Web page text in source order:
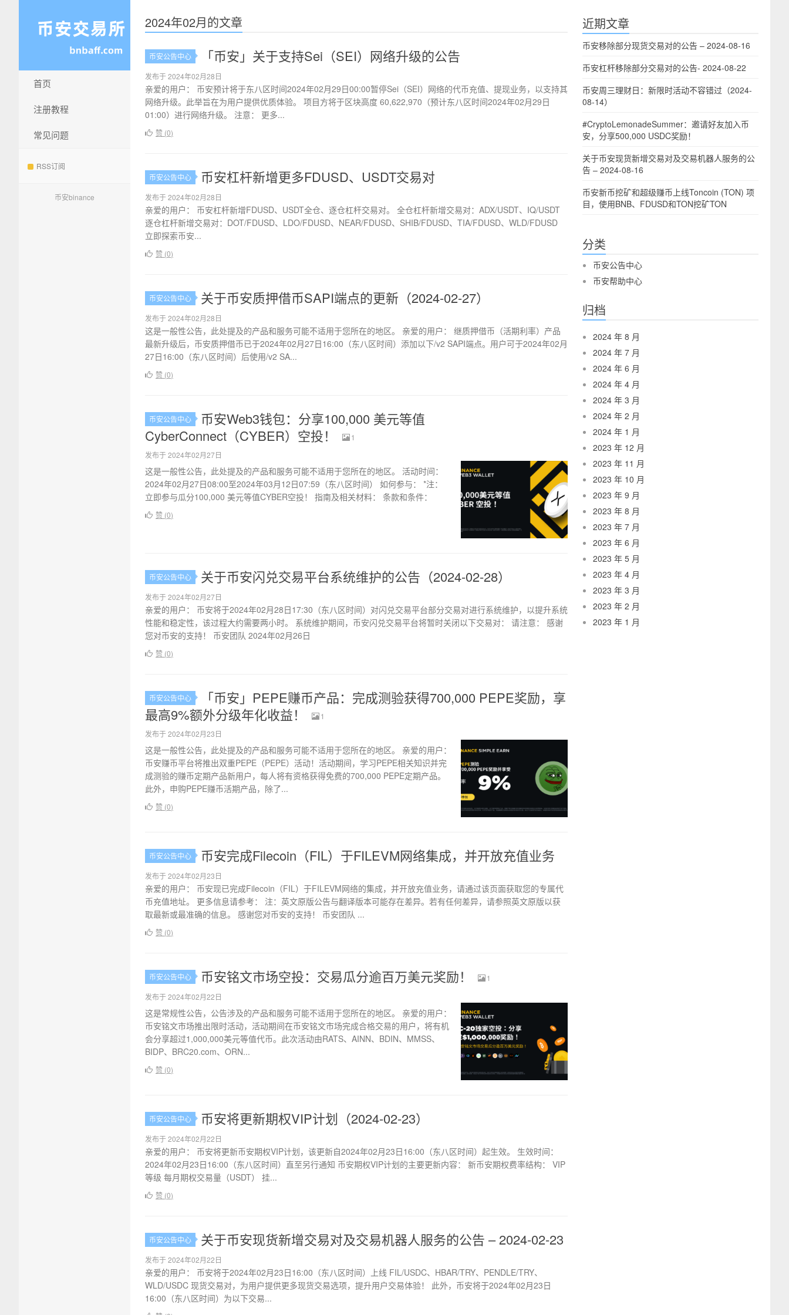
首页
注册教程
常见问题
RSS订阅
币安binance
2024年02月的文章
币安公告中心 「币安」关于支持Sei（SEI）网络升级的公告
发布于 2024年02月28日
亲爱的用户： 币安预计将于东八区时间2024年02月29日00:00暂停Sei（SEI）网络的代币充值、提现业务，以支持其
网络升级。此举旨在为用户提供优质体验。 项目方将于区块高度 60,622,970（预计东八区时间2024年02月29日
01:00）进行网络升级。 注意： 更多...
赞 (0)
币安公告中心 币安杠杆新增更多FDUSD、USDT交易对
发布于 2024年02月28日
亲爱的用户： 币安杠杆新增FDUSD、USDT全仓、逐仓杠杆交易对。 全仓杠杆新增交易对：ADX/USDT、IQ/USDT
逐仓杠杆新增交易对：DOT/FDUSD、LDO/FDUSD、NEAR/FDUSD、SHIB/FDUSD、TIA/FDUSD、WLD/FDUSD
立即探索币安...
赞 (0)
币安公告中心 关于币安质押借币SAPI端点的更新（2024-02-27）
发布于 2024年02月28日
这是一般性公告，此处提及的产品和服务可能不适用于您所在的地区。 亲爱的用户： 继质押借币（活期利率）产品
最新升级后，币安质押借币已于2024年02月27日16:00（东八区时间）添加以下/v2 SAPI端点。用户可于2024年02月
27日16:00（东八区时间）后使用/v2 SA...
赞 (0)
币安公告中心
币安Web3钱包：分享100,000 美元等值
CyberConnect（CYBER）空投！
1
发布于 2024年02月27日
这是一般性公告，此处提及的产品和服务可能不适用于您所在的地区。 活动时间：
2024年02月27日08:00至2024年03月12日07:59（东八区时间） 如何参与： *注：
立即参与瓜分100,000 美元等值CYBER空投！ 指南及相关材料： 条款和条件：
赞 (0)
币安公告中心 关于币安闪兑交易平台系统维护的公告（2024-02-28）
发布于 2024年02月27日
亲爱的用户： 币安将于2024年02月28日17:30（东八区时间）对闪兑交易平台部分交易对进行系统维护，以提升系统
性能和稳定性，该过程大约需要两小时。 系统维护期间，币安闪兑交易平台将暂时关闭以下交易对： 请注意： 感谢
您对币安的支持！ 币安团队 2024年02月26日
赞 (0)
币安公告中心
「币安」PEPE赚币产品：完成测验获得700,000 PEPE奖励，享
最高9%额外分级年化收益！
1
发布于 2024年02月23日
这是一般性公告，此处提及的产品和服务可能不适用于您所在的地区。 亲爱的用户：
币安赚币平台将推出双重PEPE（PEPE）活动！活动期间，学习PEPE相关知识并完
成测验的赚币定期产品新用户，每人将有资格获得免费的700,000 PEPE定期产品。
此外，申购PEPE赚币活期产品，除了...
赞 (0)
币安公告中心 币安完成Filecoin（FIL）于FILEVM网络集成，并开放充值业务
发布于 2024年02月23日
亲爱的用户： 币安现已完成Filecoin（FIL）于FILEVM网络的集成，并开放充值业务，请通过该页面获取您的专属代
币充值地址。 更多信息请参考： 注：英文原版公告与翻译版本可能存在差异。若有任何差异，请参照英文原版以获
取最新或最准确的信息。 感谢您对币安的支持！ 币安团队 ...
赞 (0)
币安公告中心 币安铭文市场空投：交易瓜分逾百万美元奖励！
1
发布于 2024年02月22日
这是常规性公告，公告涉及的产品和服务可能不适用于您所在的地区。 亲爱的用户：
币安铭文市场推出限时活动，活动期间在币安铭文市场完成合格交易的用户，将有机
会分享超过1,000,000美元等值代币。此次活动由RATS、AINN、BDIN、MMSS、
BIDP、BRC20.com、ORN...
赞 (0)
币安公告中心 币安将更新期权VIP计划（2024-02-23）
发布于 2024年02月22日
亲爱的用户： 币安将更新币安期权VIP计划，该更新自2024年02月23日16:00（东八区时间）起生效。 生效时间：
2024年02月23日16:00（东八区时间）直至另行通知 币安期权VIP计划的主要更新内容： 新币安期权费率结构： VIP
等级 每月期权交易量（USDT） 挂...
赞 (0)
币安公告中心 关于币安现货新增交易对及交易机器人服务的公告 – 2024-02-23
发布于 2024年02月22日
亲爱的用户： 币安将于2024年02月23日16:00（东八区时间）上线 FIL/USDC、HBAR/TRY、PENDLE/TRY、
WLD/USDC 现货交易对，为用户提供更多现货交易选项，提升用户交易体验！ 此外，币安将于2024年02月23日
16:00（东八区时间）为以下交易...
近期文章
币安移除部分现货交易对的公告 – 2024-08-16
币安杠杆移除部分交易对的公告- 2024-08-22
币安周三理财日：新限时活动不容错过（2024-
08-14）
#CryptoLemonadeSummer：邀请好友加入币
安，分享500,000 USDC奖励！
关于币安现货新增交易对及交易机器人服务的公
告 – 2024-08-16
币安新币挖矿和超级赚币上线Toncoin (TON) 项
目，使用BNB、FDUSD和TON挖矿TON
分类
币安公告中心
币安帮助中心
归档
2024 年 8 月
2024 年 7 月
2024 年 6 月
2024 年 4 月
2024 年 3 月
2024 年 2 月
2024 年 1 月
2023 年 12 月
2023 年 11 月
2023 年 10 月
2023 年 9 月
2023 年 8 月
2023 年 7 月
2023 年 6 月
2023 年 5 月
2023 年 4 月
2023 年 3 月
2023 年 2 月
2023 年 1 月